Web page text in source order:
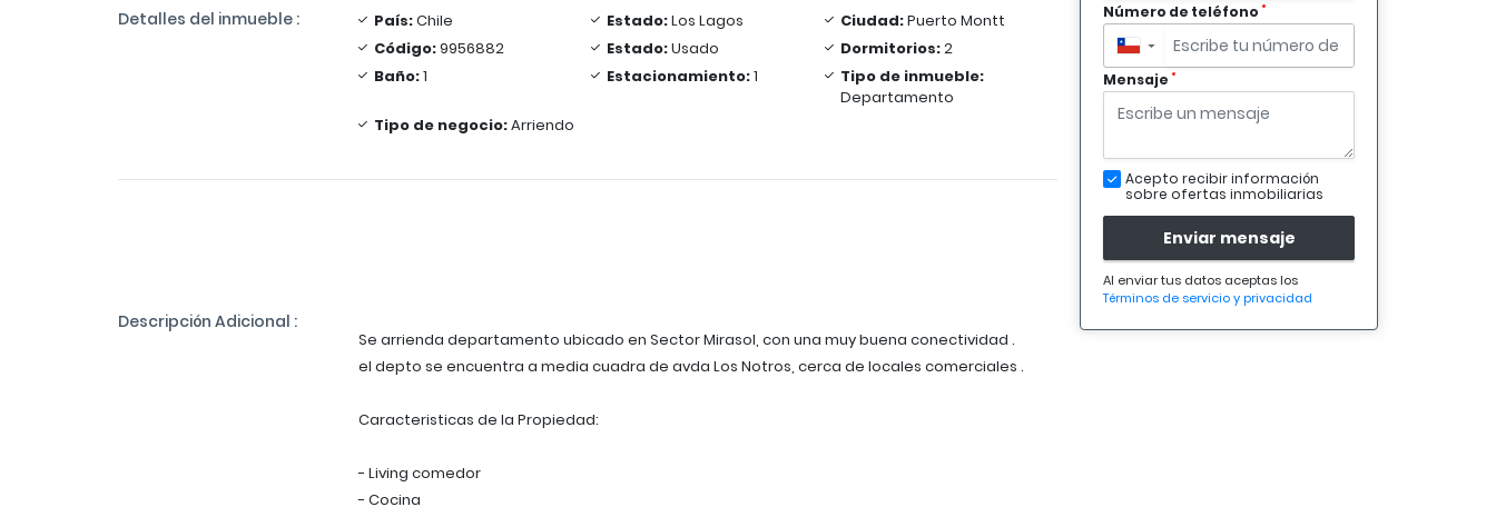
Detalles del inmueble : País:Chile Estado:Los Lagos Ciudad:Puerto Montt
Código:9956882 Estado:Usado Dormitorios:2
Baño:1 Estacionamiento:1
Tipo de inmueble:
Departamento
Tipo de negocio:Arriendo
Descripción Adicional :
Se arrienda departamento ubicado en Sector Mirasol, con una muy buena conectividad .
el depto se encuentra a media cuadra de avda Los Notros, cerca de locales comerciales .
Caracteristicas de la Propiedad:
- Living comedor
- Cocina
Número de teléfono *
▼
Mensaje *
Acepto recibir información
sobre ofertas inmobiliarias
Enviar mensaje
Al enviar tus datos aceptas los
Términos de servicio y privacidad